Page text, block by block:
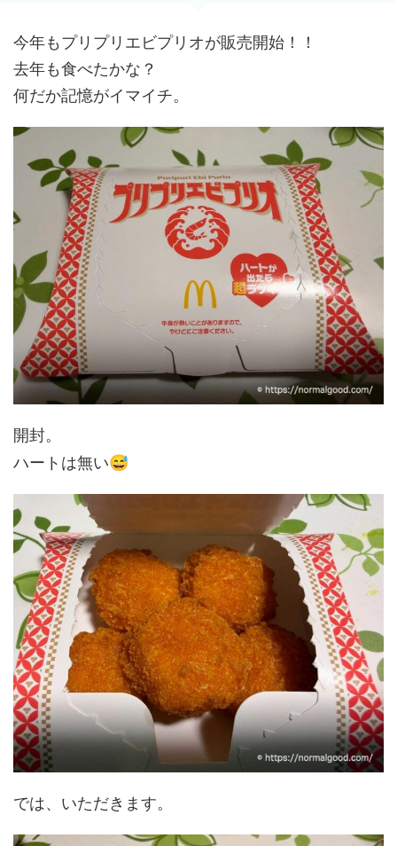
今年もプリプリエビプリオが販売開始！！
去年も食べたかな？
何だか記憶がイマイチ。
開封。
ハートは無い😅
では、いただきます。